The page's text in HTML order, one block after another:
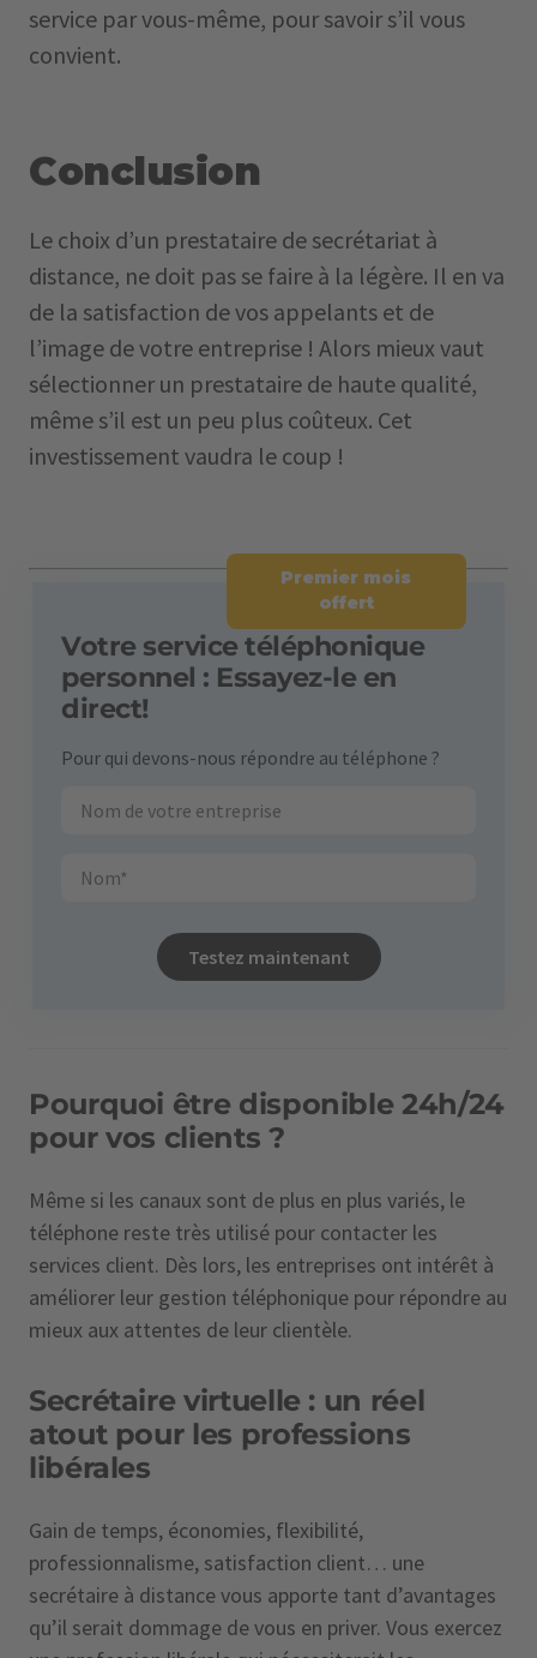
service par vous-même, pour savoir s’il vous
convient.
Conclusion
Le choix d’un prestataire de secrétariat à
distance, ne doit pas se faire à la légère. Il en va
de la satisfaction de vos appelants et de
l’image de votre entreprise ! Alors mieux vaut
sélectionner un prestataire de haute qualité,
même s’il est un peu plus coûteux. Cet
investissement vaudra le coup !
Premier mois
offert
Votre service téléphonique
personnel : Essayez-le en
direct!
Pour qui devons-nous répondre au téléphone ?
Testez maintenant
Pourquoi être disponible 24h/24
pour vos clients ?
Même si les canaux sont de plus en plus variés, le
téléphone reste très utilisé pour contacter les
services client. Dès lors, les entreprises ont intérêt à
améliorer leur gestion téléphonique pour répondre au
mieux aux attentes de leur clientèle.
Secrétaire virtuelle : un réel
atout pour les professions
libérales
Gain de temps, économies, flexibilité,
professionnalisme, satisfaction client… une
secrétaire à distance vous apporte tant d’avantages
qu’il serait dommage de vous en priver. Vous exercez